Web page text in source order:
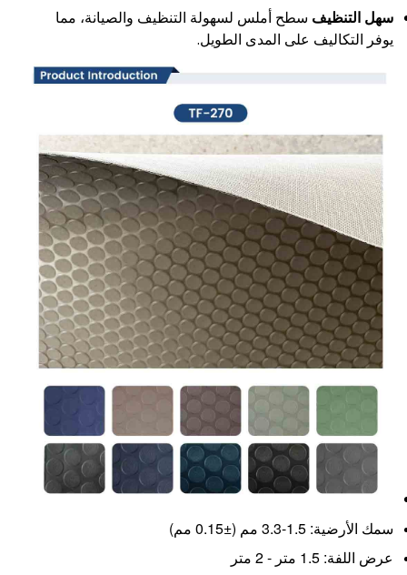
سهل التنظيف سطح أملس لسهولة التنظيف والصيانة، مما
يوفر التكاليف على المدى الطويل.
سمك الأرضية: 1.5-3.3 مم (±0.15 مم)
عرض اللفة: 1.5 متر - 2 متر